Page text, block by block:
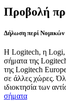
Προβολή
Δήλωση περί
Η Logitech, η Logi,
σήματα της
της Logitech
σε άλλες χώρες.
ιδιοκτησία των
σήματα